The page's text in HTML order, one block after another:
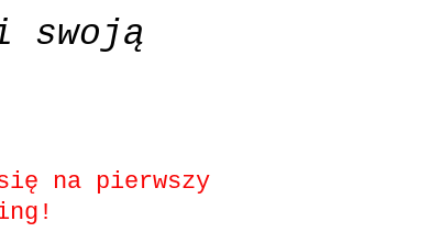
swoją
się na pierwszy